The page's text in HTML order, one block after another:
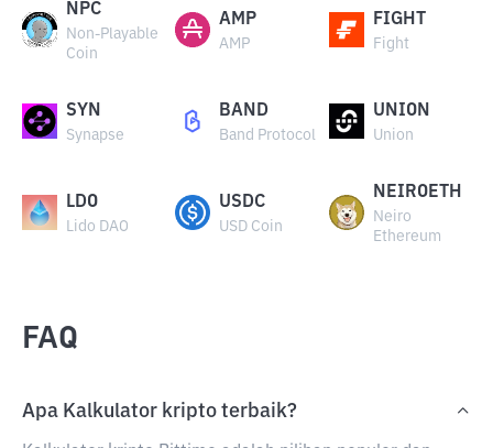
NPC
Non-Playable
Coin
AMP
AMP
FIGHT
Fight
SYN
Synapse
BAND
Band Protocol
UNION
Union
LDO
Lido DAO
USDC
USD Coin
NEIROETH
Neiro
Ethereum
FAQ
Apa Kalkulator kripto terbaik?